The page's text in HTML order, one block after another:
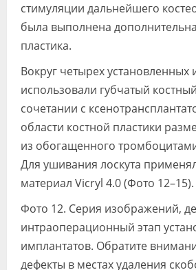
стимуляции дальнейшего
была выполнена
пластика.
Вокруг четырех установленных
использовали губчатый
сочетании с
области костной пластики
из обогащенного
Для ушивания лоскута
материал Vicryl 4.0 (Фото 12–15).
Фото 12. Серия изображений,
интраоперационный этап
имплантатов. Обратите
дефекты в местах удаления